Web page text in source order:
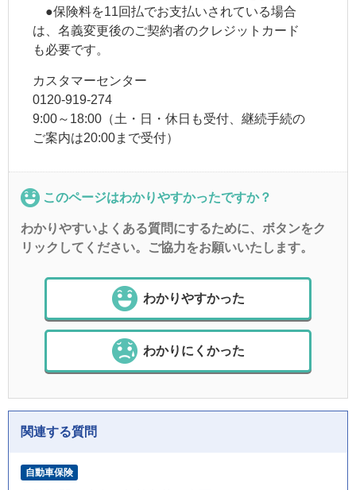
●保険料を11回払でお支払いされている場合
は、名義変更後のご契約者のクレジットカード
も必要です。
カスタマーセンター
0120-919-274
9:00～18:00（土・日・休日も受付、継続手続の
ご案内は20:00まで受付）
このページはわかりやすかったですか？
わかりやすいよくある質問にするために、ボタンをク
リックしてください。ご協力をお願いいたします。
わかりやすかった
わかりにくかった
関連する質問
自動車保険